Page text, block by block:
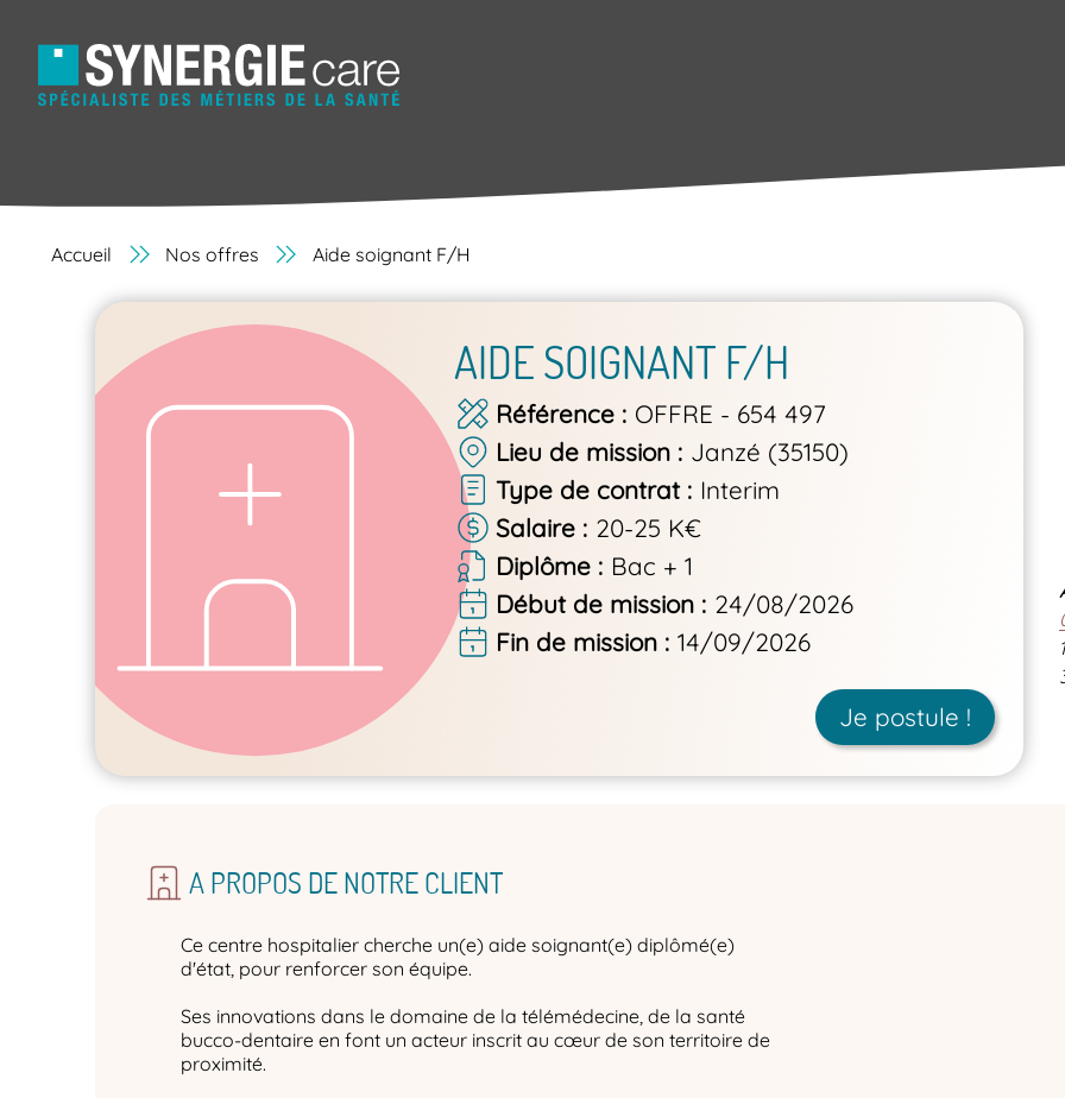
Accueil Nos offres Aide soignant F/H
AIDE SOIGNANT F/H
Référence
OFFRE - 654 497
Lieu de mission
Janzé (35150)
Type de contrat
Interim
Salaire
20-25 K€
Diplôme
Bac + 1
Début de mission
24/08/2026
Fin de mission
14/09/2026
Je postule !
A PROPOS DE NOTRE CLIENT
Ce centre hospitalier cherche un(e) aide soignant(e) diplômé(e)
d'état, pour renforcer son équipe.
Ses innovations dans le domaine de la télémédecine, de la santé
bucco-dentaire en font un acteur inscrit au cœur de son territoire de
proximité.